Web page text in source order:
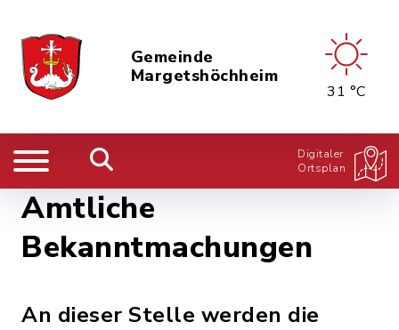
Gemeinde
Margetshöchheim
31 °C
Digitaler
Ortsplan
Amtliche
Bekanntmachungen
An dieser Stelle werden die